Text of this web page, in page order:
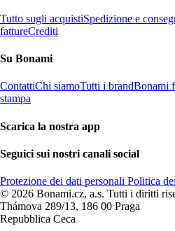
Tutto sugli acquistiSpedizione e
fattureCrediti
Su Bonami
ContattiChi siamoTutti i brandBonami
stampa
Scarica la nostra app
Seguici sui nostri canali social
Protezione dei dati personali Politica
© 2026 Bonami.cz, a.s. Tutti i diritti
Thámova 289/13, 186 00 Praga
Repubblica Ceca